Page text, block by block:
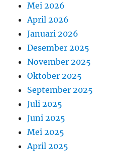
Mei 2026
April 2026
Januari 2026
Desember 2025
November 2025
Oktober 2025
September 2025
Juli 2025
Juni 2025
Mei 2025
April 2025